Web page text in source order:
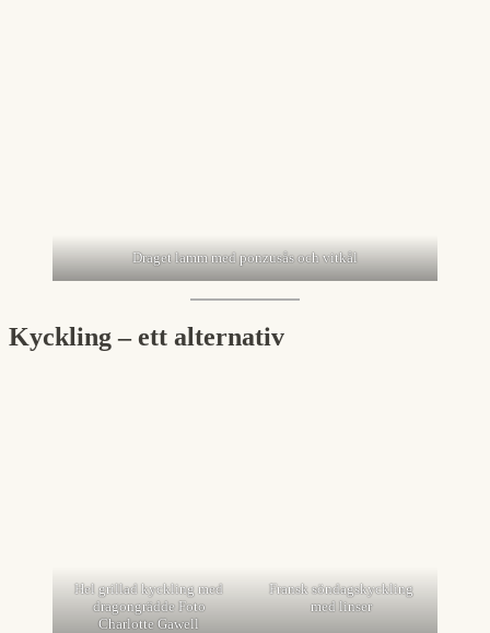
Draget lamm med ponzusås och vitkål
Kyckling – ett alternativ
Hel grillad kyckling med
dragongrädde Foto
Charlotte Gawell
Fransk söndagskyckling
med linser